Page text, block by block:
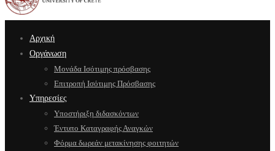
Αρχική
Οργάνωση
Μονάδα Ισότιμης πρόσβασης
Επιτροπή Ισότιμης Πρόσβασης
Υπηρεσίες
Υποστήριξη διδασκόντων
Έντυπο Καταγραφής Αναγκών
Φόρμα δωρεάν μετακίνησης φοιτητών